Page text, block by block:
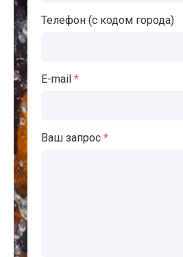
Телефон (с кодом города)
E-mail *
Ваш запрос *